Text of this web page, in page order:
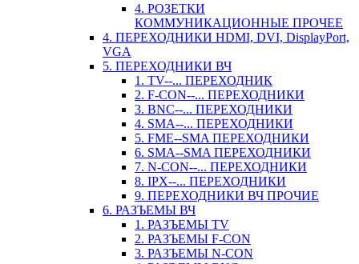
4. РОЗЕТКИ
КОММУНИКАЦИОННЫЕ ПРОЧЕЕ
4. ПЕРЕХОДНИКИ HDMI, DVI, DisplayPort,
VGA
5. ПЕРЕХОДНИКИ ВЧ
1. TV--... ПЕРЕХОДНИК
2. F-CON--... ПЕРЕХОДНИКИ
3. BNC--... ПЕРЕХОДНИКИ
4. SMA--... ПЕРЕХОДНИКИ
5. FME--SMA ПЕРЕХОДНИКИ
6. SMA--SMA ПЕРЕХОДНИКИ
7. N-CON--... ПЕРЕХОДНИКИ
8. IPX--... ПЕРЕХОДНИКИ
9. ПЕРЕХОДНИКИ ВЧ ПРОЧИЕ
6. РАЗЪЕМЫ ВЧ
1. РАЗЪЕМЫ TV
2. РАЗЪЕМЫ F-CON
3. РАЗЪЕМЫ N-CON